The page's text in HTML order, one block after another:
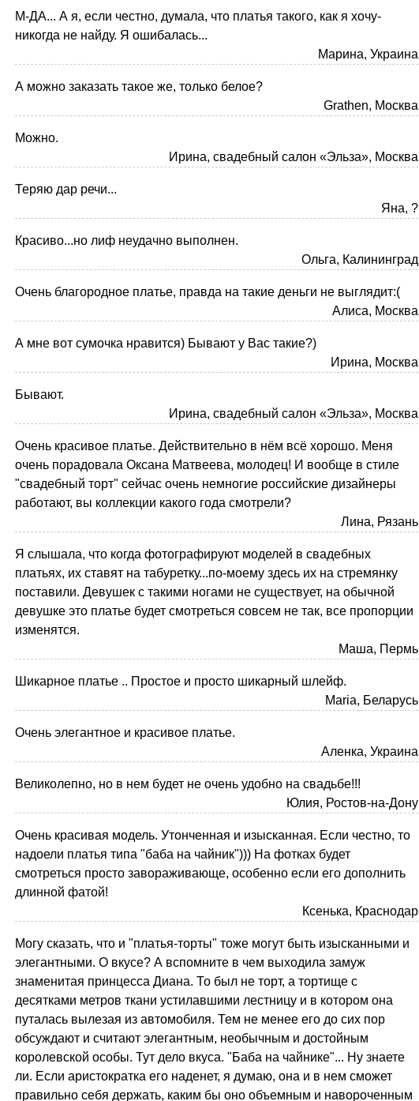
М-ДА... А я, если честно, думала, что платья такого, как я хочу-
никогда не найду. Я ошибалась...
Марина, Украина
А можно заказать такое же, только белое?
Grathen, Москва
Можно.
Ирина, свадебный салон «Эльза», Москва
Теряю дар речи...
Яна, ?
Красиво...но лиф неудачно выполнен.
Ольга, Калининград
Очень благородное платье, правда на такие деньги не выглядит:(
Алиса, Москва
А мне вот сумочка нравится) Бывают у Вас такие?)
Ирина, Москва
Бывают.
Ирина, свадебный салон «Эльза», Москва
Очень красивое платье. Действительно в нём всё хорошо. Меня
очень порадовала Оксана Матвеева, молодец! И вообще в стиле
"свадебный торт" сейчас очень немногие российские дизайнеры
работают, вы коллекции какого года смотрели?
Лина, Рязань
Я слышала, что когда фотографируют моделей в свадебных
платьях, их ставят на табуретку...по-моему здесь их на стремянку
поставили. Девушек с такими ногами не существует, на обычной
девушке это платье будет смотреться совсем не так, все пропорции
изменятся.
Маша, Пермь
Шикарное платье .. Простое и просто шикарный шлейф.
Maria, Беларусь
Очень элегантное и красивое платье.
Аленка, Украина
Великолепно, но в нем будет не очень удобно на свадьбе!!!
Юлия, Ростов-на-Дону
Очень красивая модель. Утонченная и изысканная. Если честно, то
надоели платья типа "баба на чайник"))) На фотках будет
смотреться просто завораживающе, особенно если его дополнить
длинной фатой!
Ксенька, Краснодар
Могу сказать, что и "платья-торты" тоже могут быть изысканными и
элегантными. О вкусе? А вспомните в чем выходила замуж
знаменитая принцесса Диана. То был не торт, а тортище с
десятками метров ткани устилавшими лестницу и в котором она
путалась вылезая из автомобиля. Тем не менее его до сих пор
обсуждают и считают элегантным, необычным и достойным
королевской особы. Тут дело вкуса. "Баба на чайнике"... Ну знаете
ли. Если аристократка его наденет, я думаю, она и в нем сможет
правильно себя держать, каким бы оно объемным и навороченным